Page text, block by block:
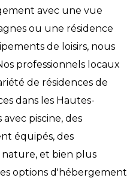
avec une vue
ou une résidence
de loisirs, nous
professionnels locaux
de résidences de
dans les Hautes-
piscine, des
équipés, des
et bien plus
options d'hébergement